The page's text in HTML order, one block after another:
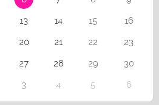
13 14 15
16
20 21 22
23
27 28 29
30
3 4 5 6